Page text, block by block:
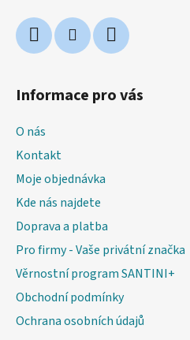
Informace pro vás
O nás
Kontakt
Moje objednávka
Kde nás najdete
Doprava a platba
Pro firmy - Vaše privátní značka
Věrnostní program SANTINI+
Obchodní podmínky
Ochrana osobních údajů